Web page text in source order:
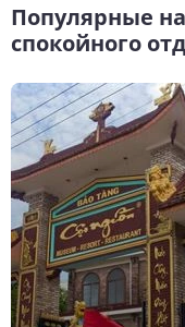
Популярные
спокойного